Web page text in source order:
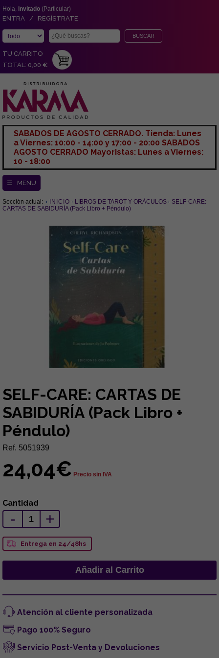
Hola, Invitado (Particular)
ENTRA / REGÍSTRATE
TU CARRITO
TOTAL: 0,00 €
SABADOS DE AGOSTO CERRADO. Tienda: Lunes
a Viernes: 10:00 - 14:00 y 17:00 - 20:00 SABADOS
AGOSTO CERRADO Mayoristas: Lunes a Viernes:
10 - 18:00
☰ MENU
Sección actual: INICIO LIBROS DE TAROT Y ORÁCULOS
SELF-CARE:
CARTAS DE SABIDURÍA (Pack Libro + Péndulo)
SELF-CARE: CARTAS DE
SABIDURÍA (Pack Libro +
Péndulo)
Ref. 5051939
24,04€ Precio sin IVA
Cantidad
- +
Entrega en 24/48hs
Atención al cliente personalizada
Pago 100% Seguro
Servicio Post-Venta y Devoluciones